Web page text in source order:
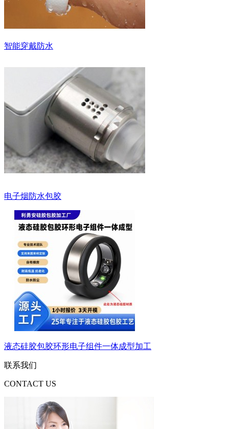
智能穿戴防水
电子烟防水包胶
液态硅胶包胶环形电子组件一体成型加工
联系我们
CONTACT US